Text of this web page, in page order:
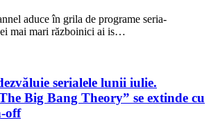
aduce în grila de programe seria-
mai mari războinici ai is…
serialele lunii iulie.
Big Bang Theory” se extinde cu
off